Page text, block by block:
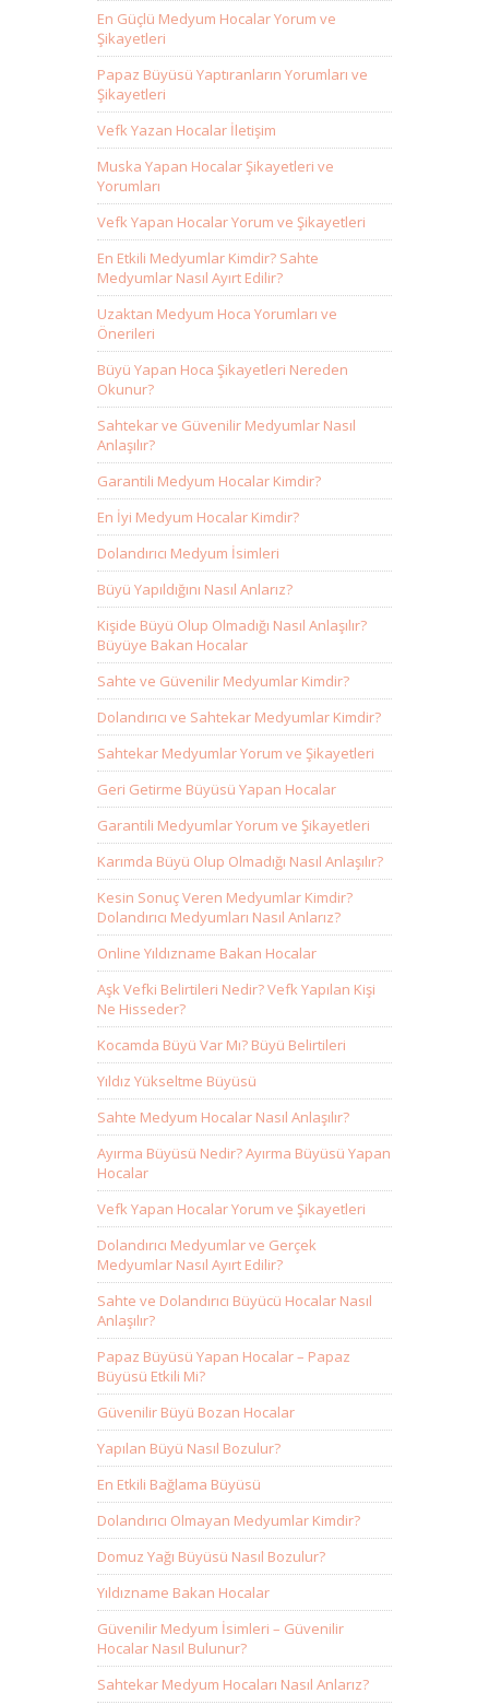
En Güçlü Medyum Hocalar Yorum ve
Şikayetleri
Papaz Büyüsü Yaptıranların Yorumları ve
Şikayetleri
Vefk Yazan Hocalar İletişim
Muska Yapan Hocalar Şikayetleri ve
Yorumları
Vefk Yapan Hocalar Yorum ve Şikayetleri
En Etkili Medyumlar Kimdir? Sahte
Medyumlar Nasıl Ayırt Edilir?
Uzaktan Medyum Hoca Yorumları ve
Önerileri
Büyü Yapan Hoca Şikayetleri Nereden
Okunur?
Sahtekar ve Güvenilir Medyumlar Nasıl
Anlaşılır?
Garantili Medyum Hocalar Kimdir?
En İyi Medyum Hocalar Kimdir?
Dolandırıcı Medyum İsimleri
Büyü Yapıldığını Nasıl Anlarız?
Kişide Büyü Olup Olmadığı Nasıl Anlaşılır?
Büyüye Bakan Hocalar
Sahte ve Güvenilir Medyumlar Kimdir?
Dolandırıcı ve Sahtekar Medyumlar Kimdir?
Sahtekar Medyumlar Yorum ve Şikayetleri
Geri Getirme Büyüsü Yapan Hocalar
Garantili Medyumlar Yorum ve Şikayetleri
Karımda Büyü Olup Olmadığı Nasıl Anlaşılır?
Kesin Sonuç Veren Medyumlar Kimdir?
Dolandırıcı Medyumları Nasıl Anlarız?
Online Yıldızname Bakan Hocalar
Aşk Vefki Belirtileri Nedir? Vefk Yapılan Kişi
Ne Hisseder?
Kocamda Büyü Var Mı? Büyü Belirtileri
Yıldız Yükseltme Büyüsü
Sahte Medyum Hocalar Nasıl Anlaşılır?
Ayırma Büyüsü Nedir? Ayırma Büyüsü Yapan
Hocalar
Vefk Yapan Hocalar Yorum ve Şikayetleri
Dolandırıcı Medyumlar ve Gerçek
Medyumlar Nasıl Ayırt Edilir?
Sahte ve Dolandırıcı Büyücü Hocalar Nasıl
Anlaşılır?
Papaz Büyüsü Yapan Hocalar – Papaz
Büyüsü Etkili Mi?
Güvenilir Büyü Bozan Hocalar
Yapılan Büyü Nasıl Bozulur?
En Etkili Bağlama Büyüsü
Dolandırıcı Olmayan Medyumlar Kimdir?
Domuz Yağı Büyüsü Nasıl Bozulur?
Yıldızname Bakan Hocalar
Güvenilir Medyum İsimleri – Güvenilir
Hocalar Nasıl Bulunur?
Sahtekar Medyum Hocaları Nasıl Anlarız?